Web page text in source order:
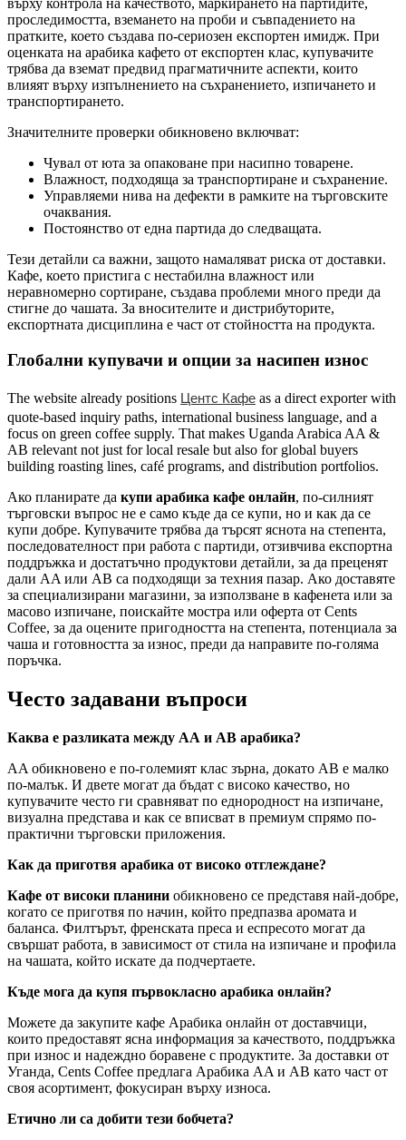
върху контрола на качеството, маркирането на партидите,
проследимостта, вземането на проби и съвпадението на
пратките, което създава по-сериозен експортен имидж. При
оценката на арабика кафето от експортен клас, купувачите
трябва да вземат предвид прагматичните аспекти, които
влияят върху изпълнението на съхранението, изпичането и
транспортирането.
Значителните проверки обикновено включват:
Чувал от юта за опаковане при насипно товарене.
Влажност, подходяща за транспортиране и съхранение.
Управляеми нива на дефекти в рамките на търговските
очаквания.
Постоянство от една партида до следващата.
Тези детайли са важни, защото намаляват риска от доставки.
Кафе, което пристига с нестабилна влажност или
неравномерно сортиране, създава проблеми много преди да
стигне до чашата. За вносителите и дистрибуторите,
експортната дисциплина е част от стойността на продукта.
Глобални купувачи и опции за насипен износ
The website already positions Центс Кафе as a direct exporter with
quote-based inquiry paths, international business language, and a
focus on green coffee supply. That makes Uganda Arabica AA &
AB relevant not just for local resale but also for global buyers
building roasting lines, café programs, and distribution portfolios.
Ако планирате да купи арабика кафе онлайн, по-силният
търговски въпрос не е само къде да се купи, но и как да се
купи добре. Купувачите трябва да търсят яснота на степента,
последователност при работа с партиди, отзивчива експортна
поддръжка и достатъчно продуктови детайли, за да преценят
дали AA или AB са подходящи за техния пазар. Ако доставяте
за специализирани магазини, за използване в кафенета или за
масово изпичане, поискайте мостра или оферта от Cents
Coffee, за да оцените пригодността на степента, потенциала за
чаша и готовността за износ, преди да направите по-голяма
поръчка.
Често задавани въпроси
Каква е разликата между АА и АВ арабика?
AA обикновено е по-големият клас зърна, докато AB е малко
по-малък. И двете могат да бъдат с високо качество, но
купувачите често ги сравняват по еднородност на изпичане,
визуална представа и как се вписват в премиум спрямо по-
практични търговски приложения.
Как да приготвя арабика от високо отглеждане?
Кафе от високи планини обикновено се представя най-добре,
когато се приготвя по начин, който предпазва аромата и
баланса. Филтърът, френската преса и еспресото могат да
свършат работа, в зависимост от стила на изпичане и профила
на чашата, който искате да подчертаете.
Къде мога да купя първокласно арабика онлайн?
Можете да закупите кафе Арабика онлайн от доставчици,
които предоставят ясна информация за качеството, поддръжка
при износ и надеждно боравене с продуктите. За доставки от
Уганда, Cents Coffee предлага Арабика AA и AB като част от
своя асортимент, фокусиран върху износа.
Етично ли са добити тези бобчета?